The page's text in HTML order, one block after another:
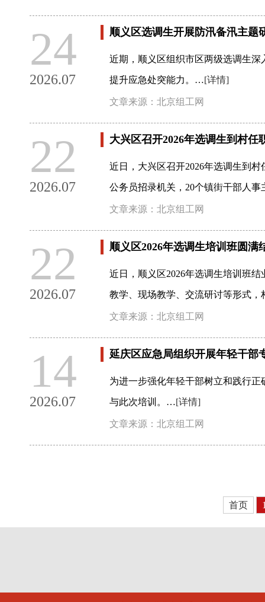
24
2026.07
顺义区选调生开展防汛备汛主题
近期，顺义区组织市区两级选调生
提升应急处突能力。…[详情]
文章来源：北京组工网
22
2026.07
大兴区召开2026年选调生到村
近日，大兴区召开2026年选调生到
公务员招录机关，20个镇街干部人
文章来源：北京组工网
22
2026.07
顺义区2026年选调生培训班圆满
近日，顺义区2026年选调生培训班
教学、现场教学、交流研讨等形式
文章来源：北京组工网
14
2026.07
延庆区应急局组织开展年轻干部
为进一步强化年轻干部树立和践行
与此次培训。…[详情]
文章来源：北京组工网
首页